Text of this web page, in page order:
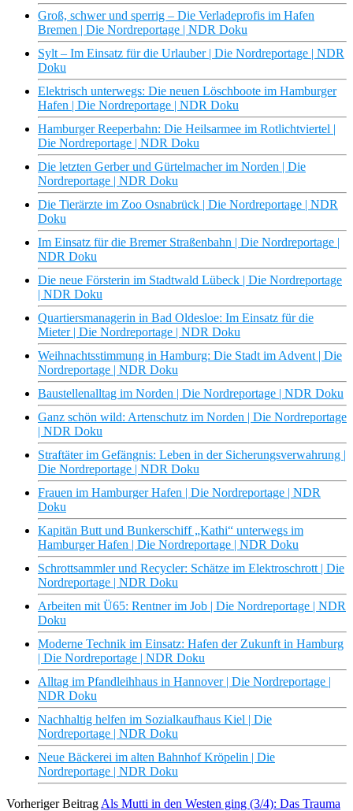
Groß, schwer und sperrig – Die Verladeprofis im Hafen
Bremen | Die Nordreportage | NDR Doku
Sylt – Im Einsatz für die Urlauber | Die Nordreportage | NDR
Doku
Elektrisch unterwegs: Die neuen Löschboote im Hamburger
Hafen | Die Nordreportage | NDR Doku
Hamburger Reeperbahn: Die Heilsarmee im Rotlichtviertel |
Die Nordreportage | NDR Doku
Die letzten Gerber und Gürtelmacher im Norden | Die
Nordreportage | NDR Doku
Die Tierärzte im Zoo Osnabrück | Die Nordreportage | NDR
Doku
Im Einsatz für die Bremer Straßenbahn | Die Nordreportage |
NDR Doku
Die neue Försterin im Stadtwald Lübeck | Die Nordreportage
| NDR Doku
Quartiersmanagerin in Bad Oldesloe: Im Einsatz für die
Mieter | Die Nordreportage | NDR Doku
Weihnachtsstimmung in Hamburg: Die Stadt im Advent | Die
Nordreportage | NDR Doku
Baustellenalltag im Norden | Die Nordreportage | NDR Doku
Ganz schön wild: Artenschutz im Norden | Die Nordreportage
| NDR Doku
Straftäter im Gefängnis: Leben in der Sicherungsverwahrung |
Die Nordreportage | NDR Doku
Frauen im Hamburger Hafen | Die Nordreportage | NDR
Doku
Kapitän Butt und Bunkerschiff „Kathi“ unterwegs im
Hamburger Hafen | Die Nordreportage | NDR Doku
Schrottsammler und Recycler: Schätze im Elektroschrott | Die
Nordreportage | NDR Doku
Arbeiten mit Ü65: Rentner im Job | Die Nordreportage | NDR
Doku
Moderne Technik im Einsatz: Hafen der Zukunft in Hamburg
| Die Nordreportage | NDR Doku
Alltag im Pfandleihhaus in Hannover | Die Nordreportage |
NDR Doku
Nachhaltig helfen im Sozialkaufhaus Kiel | Die
Nordreportage | NDR Doku
Neue Bäckerei im alten Bahnhof Kröpelin | Die
Nordreportage | NDR Doku
Vorheriger Beitrag Als Mutti in den Westen ging (3/4): Das Trauma